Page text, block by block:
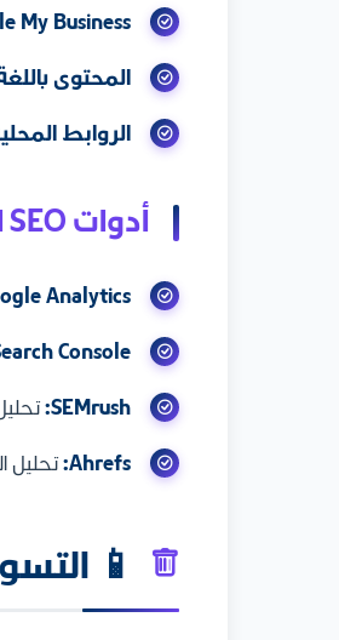
My Business:
المحتوى
الروابط
أدوات SEO الأساسية
Analytics:
Console:
SEMrush:
Ahrefs: تحليل
📱